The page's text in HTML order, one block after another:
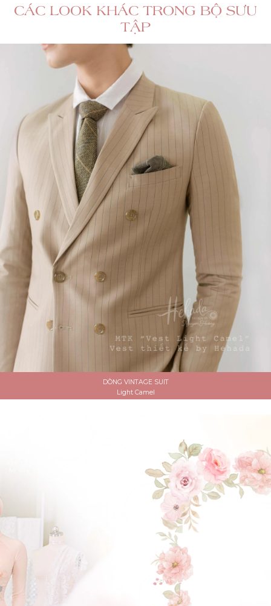
CÁC LOOK KHÁC TRONG BỘ SƯU
TẬP
DÒNG VINTAGE SUIT
Light Camel
ĐẶT LỊCH HẸN